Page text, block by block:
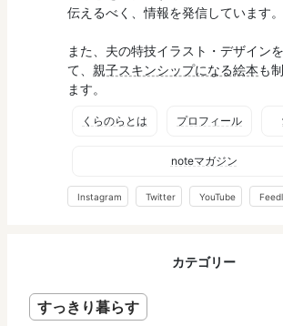
伝えるべく、情報を発信しています。
また、夫の特技イラスト・デザイン
て、 親子スキンシップになる絵本も
ます。
くらのらとは プロフィール
noteマガジン
Instagram Twitter YouTube
カテゴリー
すっきり暮らす